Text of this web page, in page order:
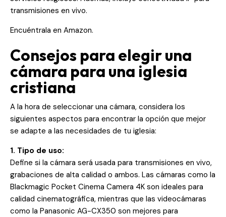
transmisiones en vivo.
Encuéntrala en Amazon.
Consejos para elegir una
cámara para una iglesia
cristiana
A la hora de seleccionar una cámara, considera los
siguientes aspectos para encontrar la opción que mejor
se adapte a las necesidades de tu iglesia:
1. Tipo de uso:
Define si la cámara será usada para transmisiones en vivo,
grabaciones de alta calidad o ambos. Las cámaras como la
Blackmagic Pocket Cinema Camera 4K son ideales para
calidad cinematográfica, mientras que las videocámaras
como la Panasonic AG-CX350 son mejores para